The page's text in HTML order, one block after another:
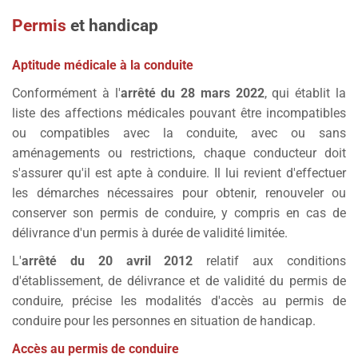
Supports pédagogiques variés.
Située au bout de la rue des Deux Mares à Réau
piste est aménagée pour les exercices de maniabilité, les
entraînements spécifiques et les évaluations moto.
Elle est accessible en toute sécurité et se trouve à
environ20 minutes de l'auto-école (aller-retour), selon la
circulation et le niveau de l'élève.
Motos
UneKawasaki Z400(particulièrement adaptée aux
petits gabarits).
UneHonda CB125(pour le permis A1 et
équivalence 125).
Pour suivre votre progression à chaque étape de la
Vidéos pédagogiques.
Animations PowerPoint.
Fiches pratiques pour compléter les cours en
présentiel.
votre niveau est réalisée pour adapter votre programme à
Suivi individuel
Avec deux enseignants diplômés et un directeur
pédagogique, notre petite équipe, à taille humaine et à
l'esprit familial, offre un accompagnement personnalisé
et un suivi de proximité.
Des bilans réguliers permettent d'évaluer vos progrès et
d'ajuster les cours pour garantir une progression
optimale.
entraînements :
En milieu urbain: pour gérer le trafic et les
Permis et handicap
Aptitude médicale à la conduite
Conformément à l'arrêté du 28 mars 2022, qui établit la
liste des affections médicales pouvant être incompatibles
ou compatibles avec la conduite, avec ou sans
aménagements ou restrictions, chaque conducteur doit
s'assurer qu'il est apte à conduire. Il lui revient d'effectuer
les démarches nécessaires pour obtenir, renouveler ou
conserver son permis de conduire, y compris en cas de
délivrance d'un permis à durée de validité limitée.
L'arrêté du 20 avril 2012 relatif aux conditions
d'établissement, de délivrance et de validité du permis de
conduire, précise les modalités d'accès au permis de
conduire pour les personnes en situation de handicap.
Accès au permis de conduire